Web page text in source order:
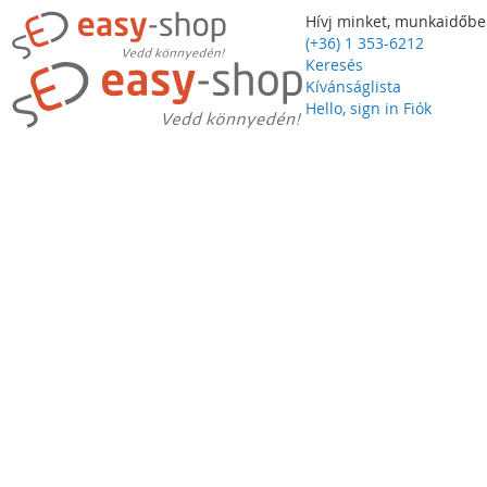
Hívj minket,
(+36) 1 353-6212
Keresés
Kívánságlista
Hello, sign in Fiók